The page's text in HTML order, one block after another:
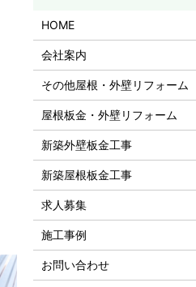
HOME
会社案内
その他屋根・外壁リフォーム
屋根板金・外壁リフォーム
新築外壁板金工事
新築屋根板金工事
求人募集
施工事例
お問い合わせ